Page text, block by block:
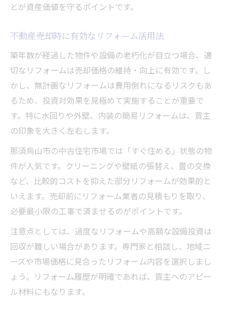
とが資産価値を守るポイントです。
不動産売却時に有効なリフォーム活用法
築年数が経過した物件や設備の老朽化が目立つ場合、適
切なリフォームは売却価格の維持・向上に有効です。し
かし、無計画なリフォームは費用倒れになるリスクもあ
るため、投資対効果を見極めて実施することが重要で
す。特に水回りや外壁、内装の簡易リフォームは、買主
の印象を大きく左右します。
那須烏山市の中古住宅市場では「すぐ住める」状態の物
件が人気です。クリーニングや壁紙の張替え、畳の交換
など、比較的コストを抑えた部分リフォームが効果的と
いえます。売却前にリフォーム業者の見積もりを取り、
必要最小限の工事で済ませるのがポイントです。
注意点としては、過度なリフォームや高額な設備投資は
回収が難しい場合があります。専門家と相談し、地域ニ
ーズや市場価格に見合ったリフォーム内容を選択しまし
ょう。リフォーム履歴が明確であれば、買主へのアピー
ル材料にもなります。